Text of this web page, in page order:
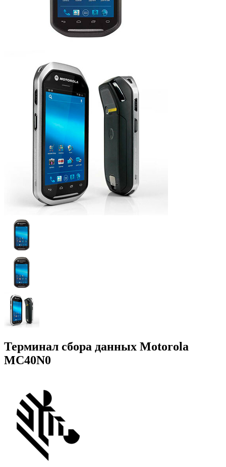
Терминал сбора данных Motorola
MC40N0